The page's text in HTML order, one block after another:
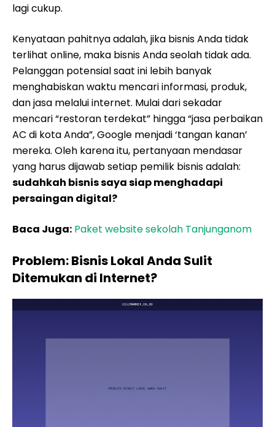
lagi cukup.
Kenyataan pahitnya adalah, jika bisnis Anda tidak
terlihat online, maka bisnis Anda seolah tidak ada.
Pelanggan potensial saat ini lebih banyak
menghabiskan waktu mencari informasi, produk,
dan jasa melalui internet. Mulai dari sekadar
mencari “restoran terdekat” hingga “jasa perbaikan
AC di kota Anda”, Google menjadi ‘tangan kanan’
mereka. Oleh karena itu, pertanyaan mendasar
yang harus dijawab setiap pemilik bisnis adalah:
sudahkah bisnis saya siap menghadapi
persaingan digital?
Baca Juga: Paket website sekolah Tanjunganom
Problem: Bisnis Lokal Anda Sulit
Ditemukan di Internet?